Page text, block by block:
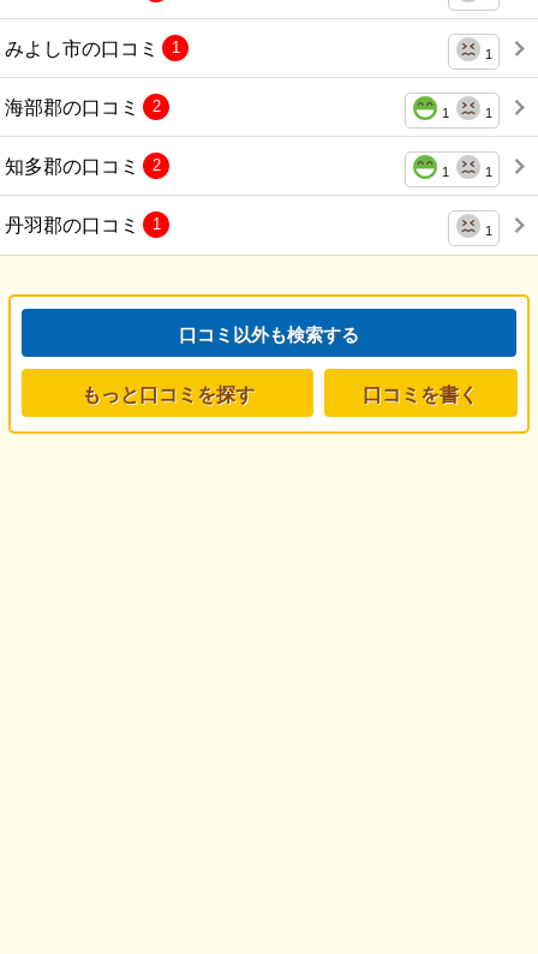
みよし市の口コミ 1
1
海部郡の口コミ 1 1
2
知多郡の口コミ 1 1
2
丹羽郡の口コミ 1
1
口コミ以外も検索する
もっと口コミを探す 口コミを書く